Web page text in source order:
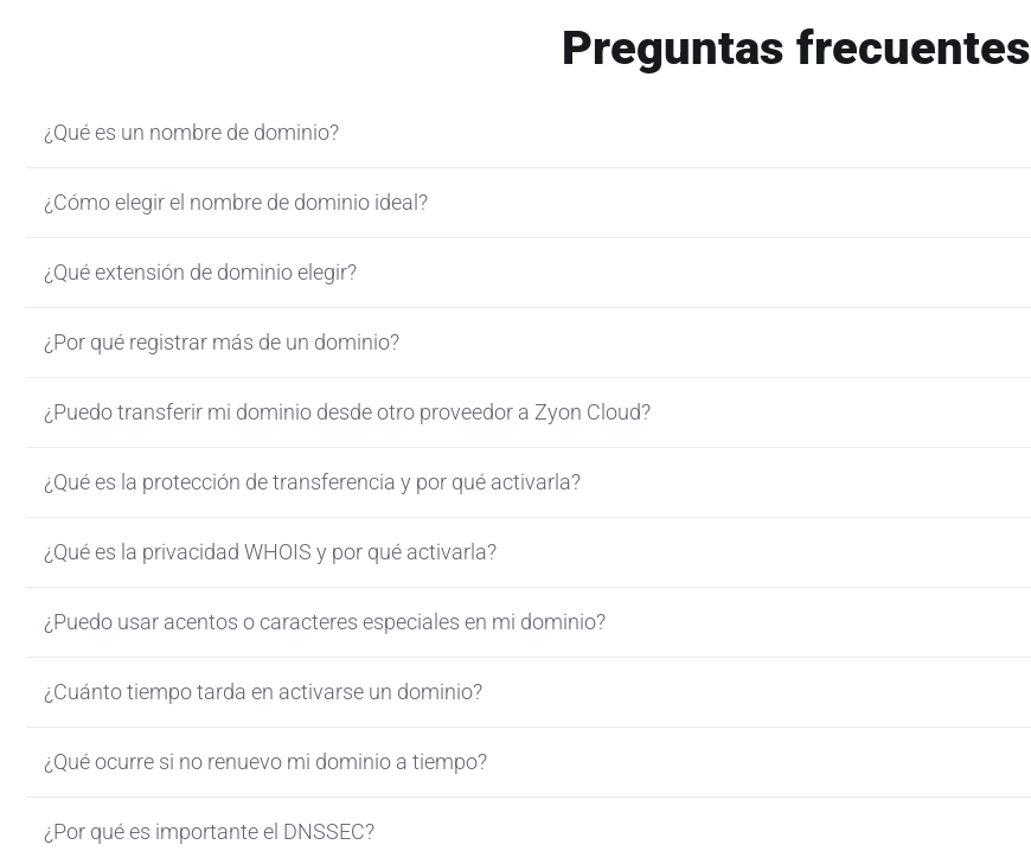
Preguntas frecuentes
¿Qué es un nombre de dominio?
¿Cómo elegir el nombre de dominio ideal?
¿Qué extensión de dominio elegir?
¿Por qué registrar más de un dominio?
¿Puedo transferir mi dominio desde otro proveedor a Zyon Cloud?
¿Qué es la protección de transferencia y por qué activarla?
¿Qué es la privacidad WHOIS y por qué activarla?
¿Puedo usar acentos o caracteres especiales en mi dominio?
¿Cuánto tiempo tarda en activarse un dominio?
¿Qué ocurre si no renuevo mi dominio a tiempo?
¿Por qué es importante el DNSSEC?